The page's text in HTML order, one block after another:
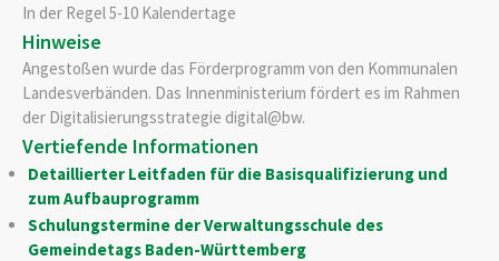
In der Regel 5-10 Kalendertage
Hinweise
Angestoßen wurde das Förderprogramm von den Kommunalen
Landesverbänden. Das Innenministerium fördert es im Rahmen
der Digitalisierungsstrategie digital@bw.
Vertiefende Informationen
Detaillierter Leitfaden für die Basisqualifizierung und
zum Aufbauprogramm
Schulungstermine der Verwaltungsschule des
Gemeindetags Baden-Württemberg